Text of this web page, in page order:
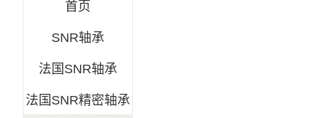
首页
SNR轴承
法国SNR轴承
法国SNR精密轴承